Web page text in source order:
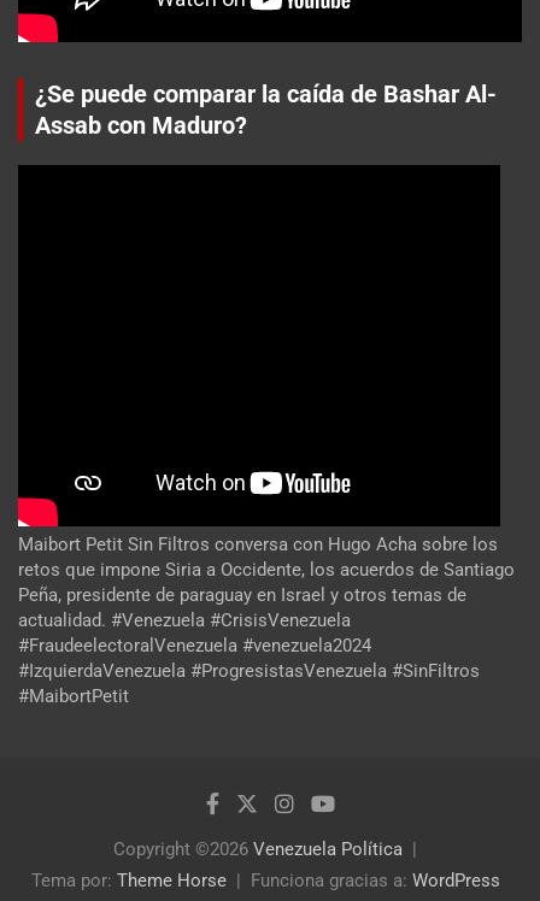
¿Se puede comparar la caída de Bashar Al-
Assab con Maduro?
Maibort Petit Sin Filtros conversa con Hugo Acha sobre los
retos que impone Siria a Occidente, los acuerdos de Santiago
Peña, presidente de paraguay en Israel y otros temas de
actualidad. #Venezuela #CrisisVenezuela
#FraudeelectoralVenezuela #venezuela2024
#IzquierdaVenezuela #ProgresistasVenezuela #SinFiltros
#MaibortPetit
Copyright ©2026 Venezuela Política
Tema por: Theme Horse Funciona gracias a: WordPress